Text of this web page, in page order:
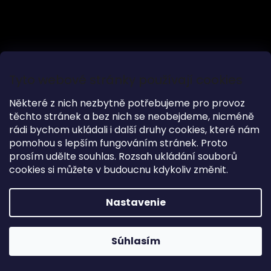
Tyto webové stránky používají cookies
Některé z nich nezbytně potřebujeme pro provoz
těchto stránek a bez nich se neobejdeme, nicméně
rádi bychom ukládali i další druhy cookies, které nám
pomohou s lepším fungováním stránek. Proto
prosím udělte souhlas. Rozsah ukládání souborů
cookies si můžete v budoucnu kdykoliv změnit.
Nastavenie
Súhlasím
Garance dodání do Vánoc na objednávky do 17.12
Kontakt
info@woodkingdom.cz
723816110
https://www.fb.com/woodkingdomcz/
woodkingdom_cz
Důležité odkazy
Podmienky ochrany osobných údajov